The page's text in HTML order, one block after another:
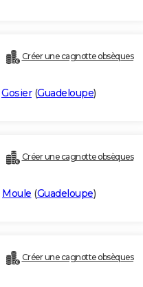
Créer une cagnotte obsèques
Gosier(Guadeloupe)
Créer une cagnotte obsèques
Moule (Guadeloupe)
Créer une cagnotte obsèques